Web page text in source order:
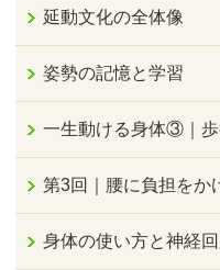
延動文化の全体像
姿勢の記憶と学習
一生動ける身体③｜
第3回｜腰に負担をか
身体の使い方と神経